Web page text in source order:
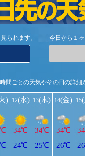
られます。 今日から１
間ごとの天気やその日の詳細
) 12(水)
34℃
24℃
13(木)
34℃
25℃
14(金)
34℃
26℃
15